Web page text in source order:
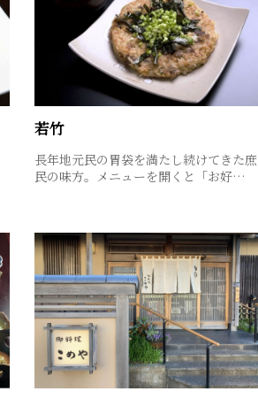
若竹
長年地元民の胃袋を満たし続けてきた庶
民の味方。メニューを開くと「お好…